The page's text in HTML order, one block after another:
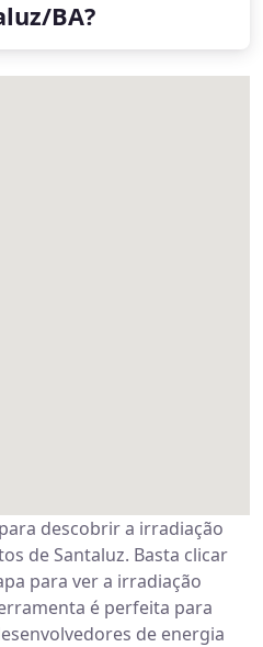
BA?
descobrir a irradiação
de Santaluz. Basta clicar
para ver a irradiação
é perfeita para
de energia